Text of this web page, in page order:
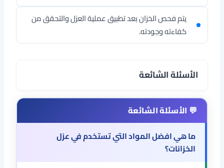
يتم فحص الخزان بعد تطبيق عملية العزل والتحقق من
كفاءته وجودته.
الأسئلة الشائعة
ما هي افضل المواد التي تستخدم في عزل
الخزانات؟